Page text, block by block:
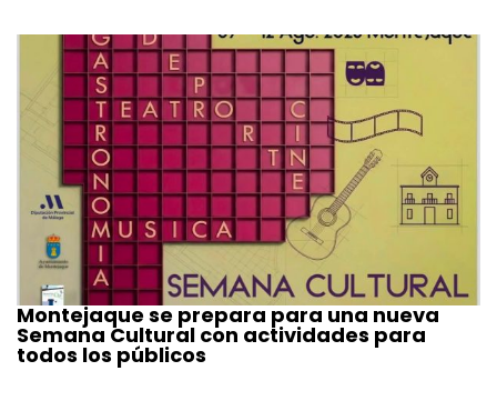
Montejaque se prepara para una nueva
Semana Cultural con actividades para
todos los públicos